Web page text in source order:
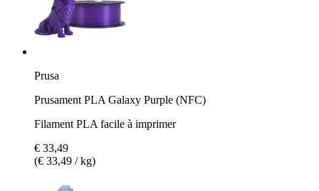
Prusa
Prusament PLA Galaxy Purple (NFC)
Filament PLA facile à imprimer
€ 33,49
(€ 33,49 / kg)